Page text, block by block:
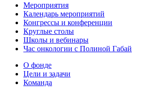
Мероприятия
Календарь мероприятий
Конгрессы и конференции
Круглые столы
Школы и вебинары
Час онкологии с Полиной Габай
О фонде
Цели и задачи
Команда